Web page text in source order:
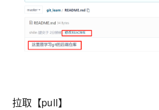
拉取【pull】